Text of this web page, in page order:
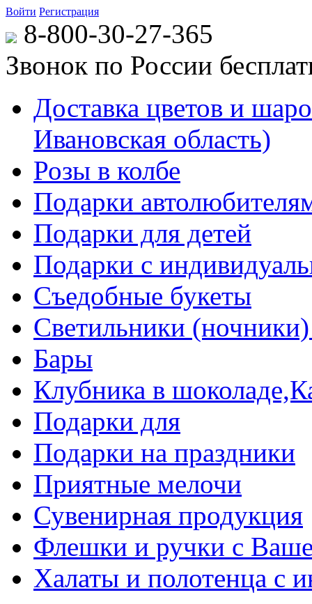
Войти Регистрация
8-800-30-27-365
Звонок по России
Доставка цветов и
Ивановская область)
Розы в колбе
Подарки
Подарки для детей
Подарки с
Съедобные букеты
Светильники
Бары
Клубника в
Подарки для
Подарки на праздники
Приятные мелочи
Сувенирная продукция
Флешки и ручки с
Халаты и полотенца с